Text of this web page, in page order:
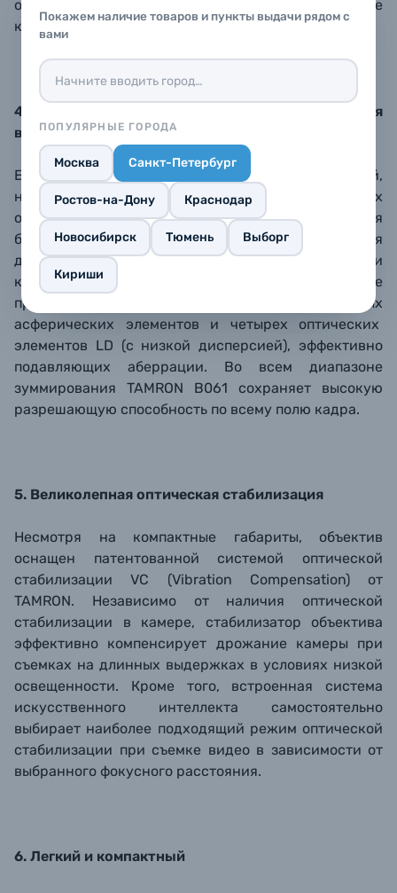
Покажем наличие товаров и пункты выдачи рядом с
вами
ПОПУЛЯРНЫЕ ГОРОДА
Москва Санкт-Петербург
Ростов-на-Дону Краснодар
Новосибирск Тюмень Выборг
Кириши
одном", TAMRON демонстрирует непревзойденное
качество снимков крупным планом.
4. Наилучшее качество получаемого изображения
в своем классе
Если говорить о качестве получаемых изображений,
новый 18-300mm F3.5-6.3 VC VXD – один из лучших
объективов класса "все-в-одном" для
беззеркальных камер формата APS-C. Для
достижения высокого качества изображения при
коэффициенте увеличения 16,6x, в объективе
применена комбинация из трех гибридных
асферических элементов и четырех оптических
элементов LD (с низкой дисперсией), эффективно
подавляющих аберрации. Во всем диапазоне
зуммирования TAMRON B061 сохраняет высокую
разрешающую способность по всему полю кадра.
5. Великолепная оптическая стабилизация
Несмотря на компактные габариты, объектив
оснащен патентованной системой оптической
стабилизации VC (Vibration Compensation) от
TAMRON. Независимо от наличия оптической
стабилизации в камере, стабилизатор объектива
эффективно компенсирует дрожание камеры при
съемках на длинных выдержках в условиях низкой
освещенности. Кроме того, встроенная система
искусственного интеллекта самостоятельно
выбирает наиболее подходящий режим оптической
стабилизации при съемке видео в зависимости от
выбранного фокусного расстояния.
6. Легкий и компактный